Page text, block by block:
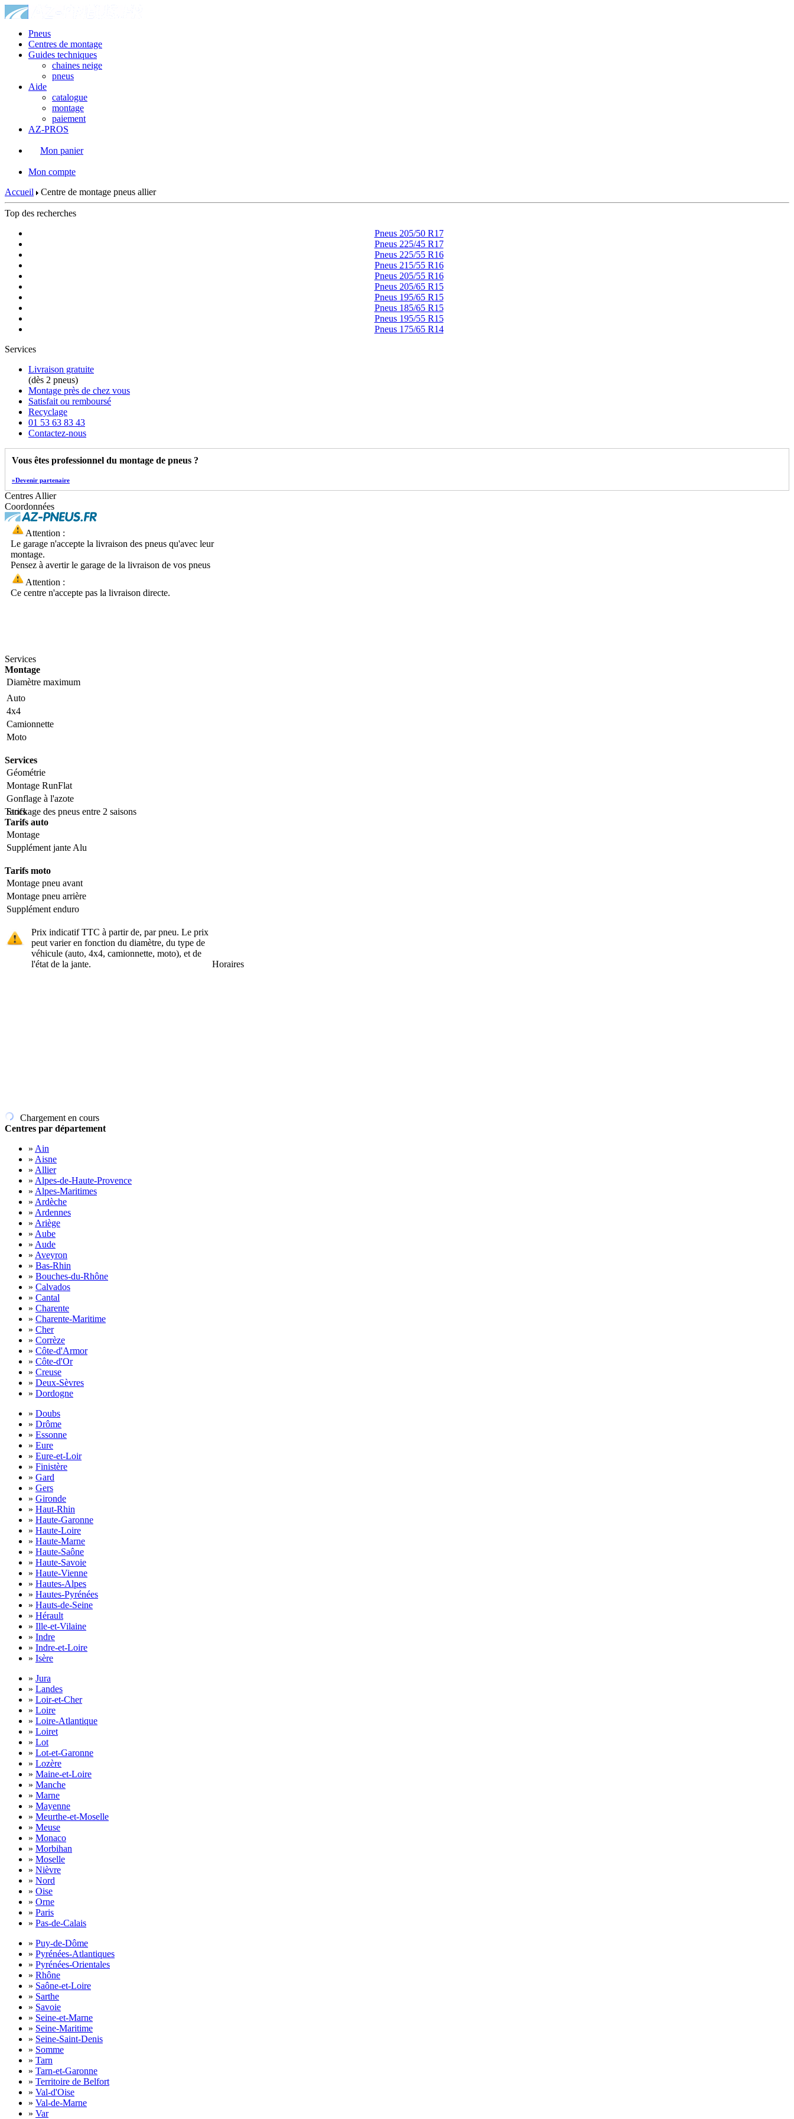
Pneus
Centres de montage
Guides techniques
chaines neige
pneus
Aide
catalogue
montage
paiement
AZ-PROS
Mon panier
Mon compte
Accueil
Centre de montage pneus allier
Top des recherches
Pneus 205/50 R17
Pneus 225/45 R17
Pneus 225/55 R16
Pneus 215/55 R16
Pneus 205/55 R16
Pneus 205/65 R15
Pneus 195/65 R15
Pneus 185/65 R15
Pneus 195/55 R15
Pneus 175/65 R14
Services
Livraison gratuite
(dès 2 pneus)
Montage près de chez vous
Satisfait ou remboursé
Recyclage
01 53 63 83 43
Contactez-nous
Vous êtes professionnel du montage de pneus ?
»Devenir partenaire
Centres Allier
Coordonnées
Attention :
Le garage n'accepte la livraison des pneus qu'avec leur
montage.
Pensez à avertir le garage de la livraison de vos pneus
Attention :
Ce centre n'accepte pas la livraison directe.
Services
Montage
Diamètre maximum
Auto
4x4
Camionnette
Moto
Services
Géométrie
Montage RunFlat
Gonflage à l'azote
Stockage des pneus entre 2 saisons
Tarifs
Tarifs auto
Montage
Supplément jante Alu
Tarifs moto
Montage pneu avant
Montage pneu arrière
Supplément enduro
Prix indicatif TTC à partir de, par pneu. Le prix
peut varier en fonction du diamètre, du type de
véhicule (auto, 4x4, camionnette, moto), et de
l'état de la jante.
Horaires
Chargement en cours
Centres par département
» Ain
» Aisne
» Allier
» Alpes-de-Haute-Provence
» Alpes-Maritimes
» Ardèche
» Ardennes
» Ariège
» Aube
» Aude
» Aveyron
» Bas-Rhin
» Bouches-du-Rhône
» Calvados
» Cantal
» Charente
» Charente-Maritime
» Cher
» Corrèze
» Côte-d'Armor
» Côte-d'Or
» Creuse
» Deux-Sèvres
» Dordogne
» Doubs
» Drôme
» Essonne
» Eure
» Eure-et-Loir
» Finistère
» Gard
» Gers
» Gironde
» Haut-Rhin
» Haute-Garonne
» Haute-Loire
» Haute-Marne
» Haute-Saône
» Haute-Savoie
» Haute-Vienne
» Hautes-Alpes
» Hautes-Pyrénées
» Hauts-de-Seine
» Hérault
» Ille-et-Vilaine
» Indre
» Indre-et-Loire
» Isère
» Jura
» Landes
» Loir-et-Cher
» Loire
» Loire-Atlantique
» Loiret
» Lot
» Lot-et-Garonne
» Lozère
» Maine-et-Loire
» Manche
» Marne
» Mayenne
» Meurthe-et-Moselle
» Meuse
» Monaco
» Morbihan
» Moselle
» Nièvre
» Nord
» Oise
» Orne
» Paris
» Pas-de-Calais
» Puy-de-Dôme
» Pyrénées-Atlantiques
» Pyrénées-Orientales
» Rhône
» Saône-et-Loire
» Sarthe
» Savoie
» Seine-et-Marne
» Seine-Maritime
» Seine-Saint-Denis
» Somme
» Tarn
» Tarn-et-Garonne
» Territoire de Belfort
» Val-d'Oise
» Val-de-Marne
» Var